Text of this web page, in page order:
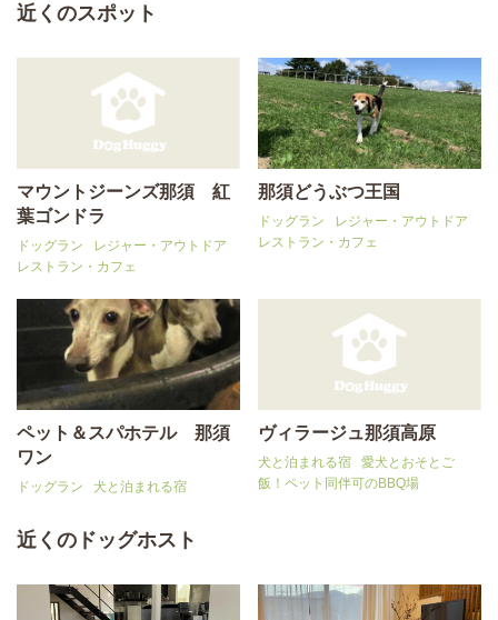
近くのスポット
マウントジーンズ那須 紅
葉ゴンドラ
ドッグラン
レジャー・アウトドア
レストラン・カフェ
那須どうぶつ王国
ドッグラン
レジャー・アウトドア
レストラン・カフェ
ペット＆スパホテル 那須
ワン
ドッグラン 犬と泊まれる宿
ヴィラージュ那須高原
犬と泊まれる宿
愛犬とおそとご
飯！ペット同伴可のBBQ場
近くのドッグホスト